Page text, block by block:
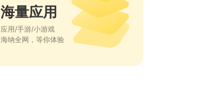
海量应用
应用/手游/小游戏
海纳全网，等你体验